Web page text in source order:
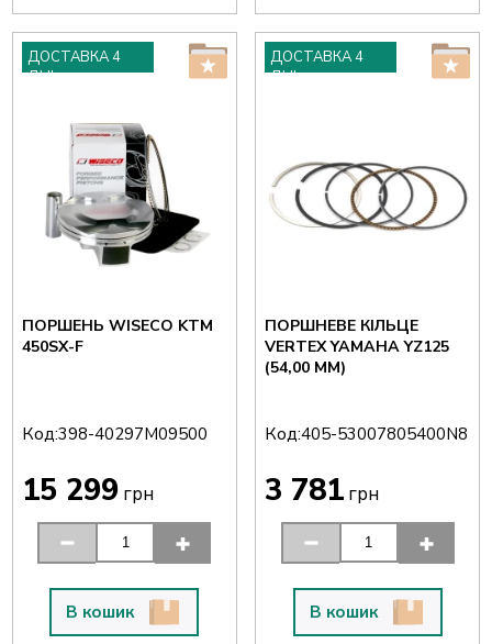
ДОСТАВКА 4
ДНІ
ПОРШЕНЬ WISECO KTM
450SX-F
Код:398-40297M09500
15 299грн
В кошик
ДОСТАВКА 4
ДНІ
ПОРШНЕВЕ КІЛЬЦЕ
VERTEX YAMAHA YZ125
(54,00 ММ)
Код:405-53007805400N8
3 781 грн
В кошик